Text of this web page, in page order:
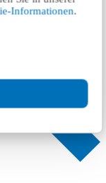
Informationen.